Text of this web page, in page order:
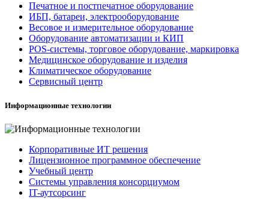
Печатное и постпечатное оборудование
ИБП, батареи, электрооборудование
Весовое и измерительное оборудование
Оборудование автоматизации и КИП
POS-системы, торговое оборудование, маркировка
Медицинское оборудование и изделия
Климатическое оборудование
Сервисный центр
Информационные технологии
Корпоративные ИТ решения
Лицензионное программное обеспечение
Учебный центр
Системы управления консорциумом
IT-аутсорсинг